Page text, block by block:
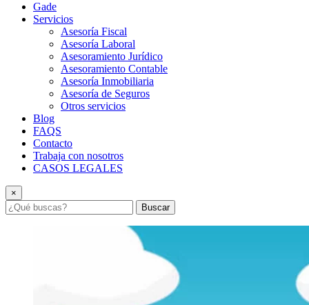
Gade
Servicios
Asesoría Fiscal
Asesoría Laboral
Asesoramiento Jurídico
Asesoramiento Contable
Asesoría Inmobiliaria
Asesoría de Seguros
Otros servicios
Blog
FAQS
Contacto
Trabaja con nosotros
CASOS LEGALES
×
Buscar